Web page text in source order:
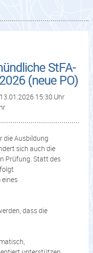
StFA-
(neue PO)
15:30 Uhr
die Ausbildung
sich auch die
Prüfung. Statt des
dass die